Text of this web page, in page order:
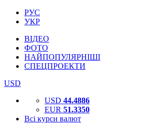
РУС
УКР
ВІДЕО
ФОТО
НАЙПОПУЛЯРНІШІ
СПЕЦПРОЕКТИ
USD
USD 44.4886
EUR 51.3350
Всі курси валют